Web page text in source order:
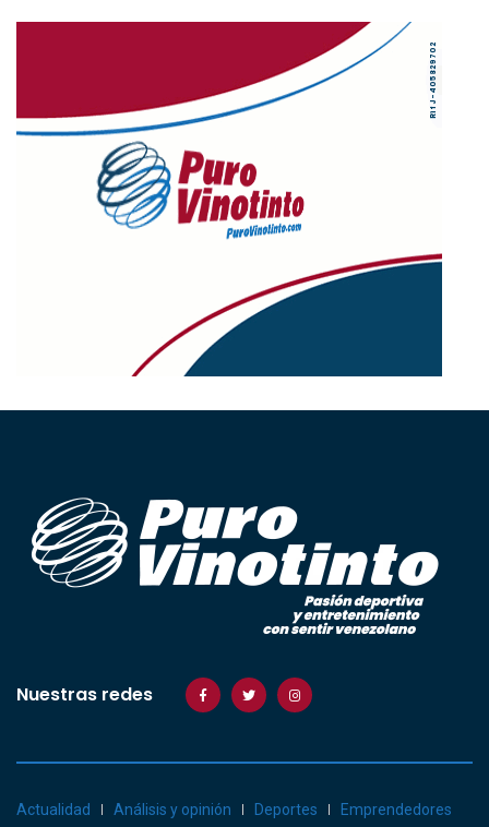
Nuestras redes
Actualidad Análisis y opinión Deportes Emprendedores